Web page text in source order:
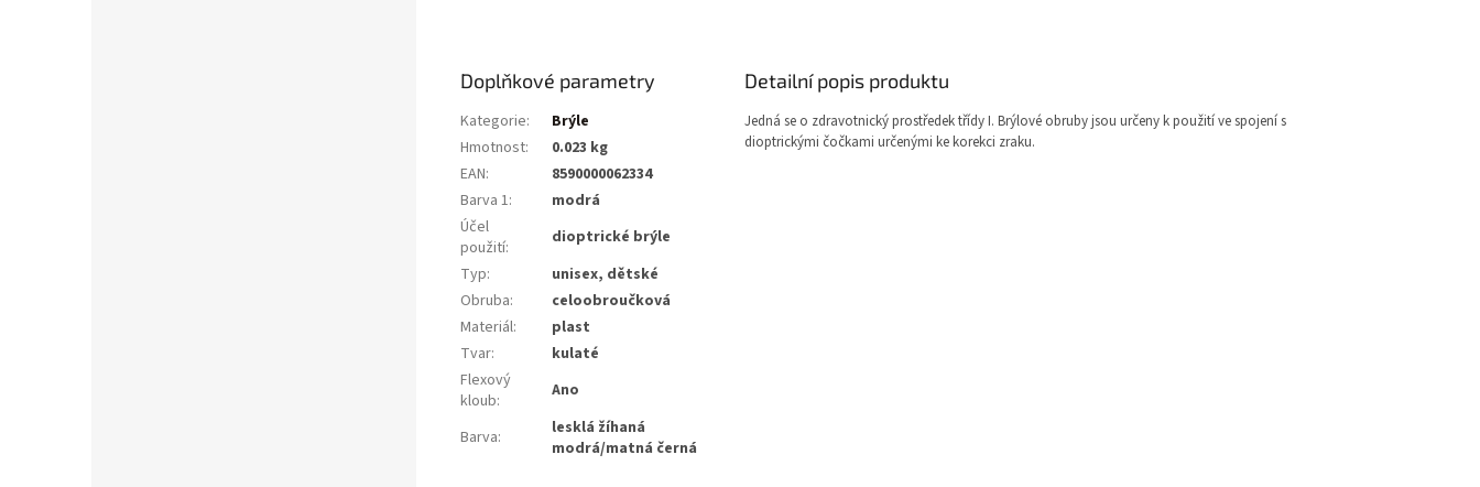
Doplňkové parametry
Kategorie:
Brýle
Hmotnost:
0.023 kg
EAN:
8590000062334
Barva 1:
modrá
Účel
použití:
dioptrické brýle
Typ:
unisex, dětské
Obruba:
celoobroučková
Materiál:
plast
Tvar:
kulaté
Flexový
kloub: Ano
Barva:
lesklá žíhaná
modrá/matná černá
Detailní popis produktu
Jedná se o zdravotnický prostředek třídy I. Brýlové obruby jsou určeny k použití ve spojení s
dioptrickými čočkami určenými ke korekci zraku.